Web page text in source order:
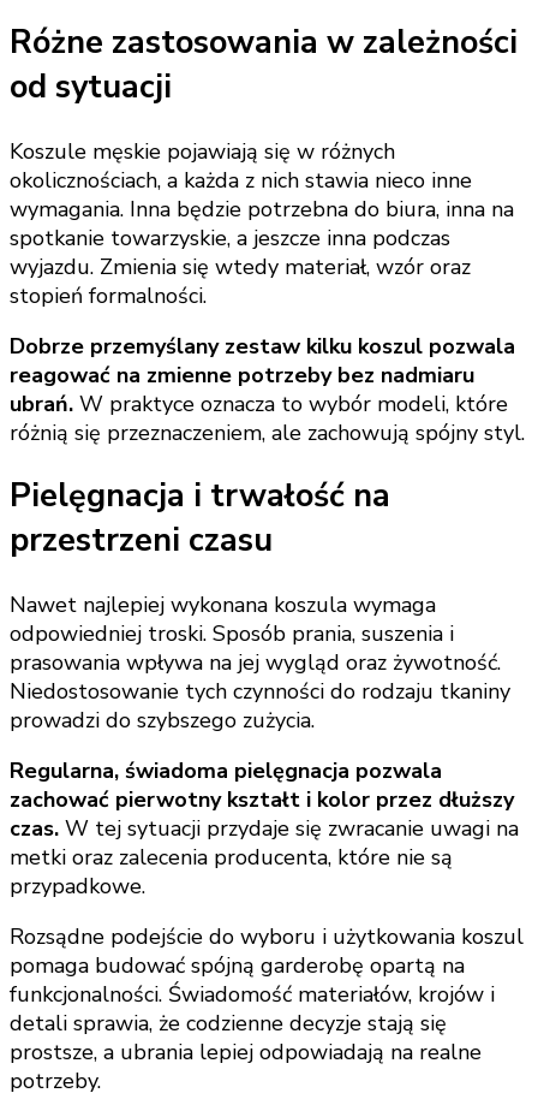
Różne zastosowania w zależności
od sytuacji
Koszule męskie pojawiają się w różnych
okolicznościach, a każda z nich stawia nieco inne
wymagania. Inna będzie potrzebna do biura, inna na
spotkanie towarzyskie, a jeszcze inna podczas
wyjazdu. Zmienia się wtedy materiał, wzór oraz
stopień formalności.
Dobrze przemyślany zestaw kilku koszul pozwala
reagować na zmienne potrzeby bez nadmiaru
ubrań. W praktyce oznacza to wybór modeli, które
różnią się przeznaczeniem, ale zachowują spójny styl.
Pielęgnacja i trwałość na
przestrzeni czasu
Nawet najlepiej wykonana koszula wymaga
odpowiedniej troski. Sposób prania, suszenia i
prasowania wpływa na jej wygląd oraz żywotność.
Niedostosowanie tych czynności do rodzaju tkaniny
prowadzi do szybszego zużycia.
Regularna, świadoma pielęgnacja pozwala
zachować pierwotny kształt i kolor przez dłuższy
czas. W tej sytuacji przydaje się zwracanie uwagi na
metki oraz zalecenia producenta, które nie są
przypadkowe.
Rozsądne podejście do wyboru i użytkowania koszul
pomaga budować spójną garderobę opartą na
funkcjonalności. Świadomość materiałów, krojów i
detali sprawia, że codzienne decyzje stają się
prostsze, a ubrania lepiej odpowiadają na realne
potrzeby.